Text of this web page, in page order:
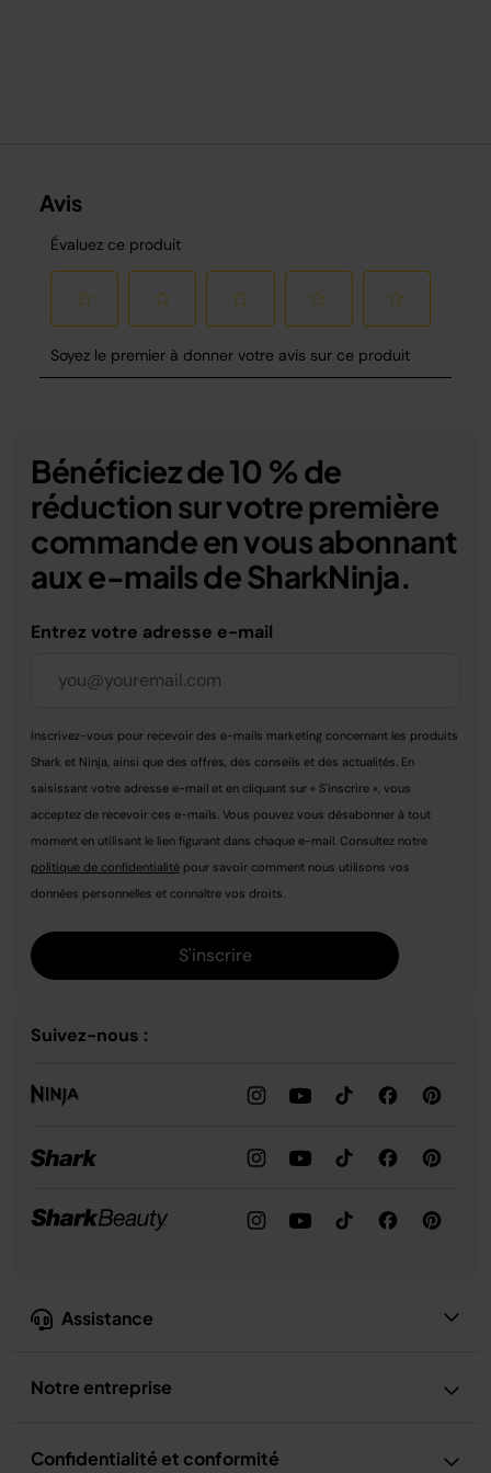
Assistance
Notre entreprise
Confidentialité et conformité
Bénéficiez de 10 % de
réduction sur votre première
commande en vous abonnant
aux e-mails de SharkNinja.
Entrez votre adresse e-mail
Inscrivez-vous pour recevoir des e-mails marketing concernant les produits
Shark et Ninja, ainsi que des offres, des conseils et des actualités. En
saisissant votre adresse e-mail et en cliquant sur « S'inscrire », vous
acceptez de recevoir ces e-mails. Vous pouvez vous désabonner à tout
moment en utilisant le lien figurant dans chaque e-mail. Consultez notre
politique de confidentialité pour savoir comment nous utilisons vos
données personnelles et connaître vos droits.
S'inscrire
Suivez-nous :